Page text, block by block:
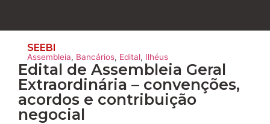
SEEBI
Assembleia, Bancários, Edital, Ilhéus
Edital de Assembleia Geral
Extraordinária – convenções,
acordos e contribuição
negocial